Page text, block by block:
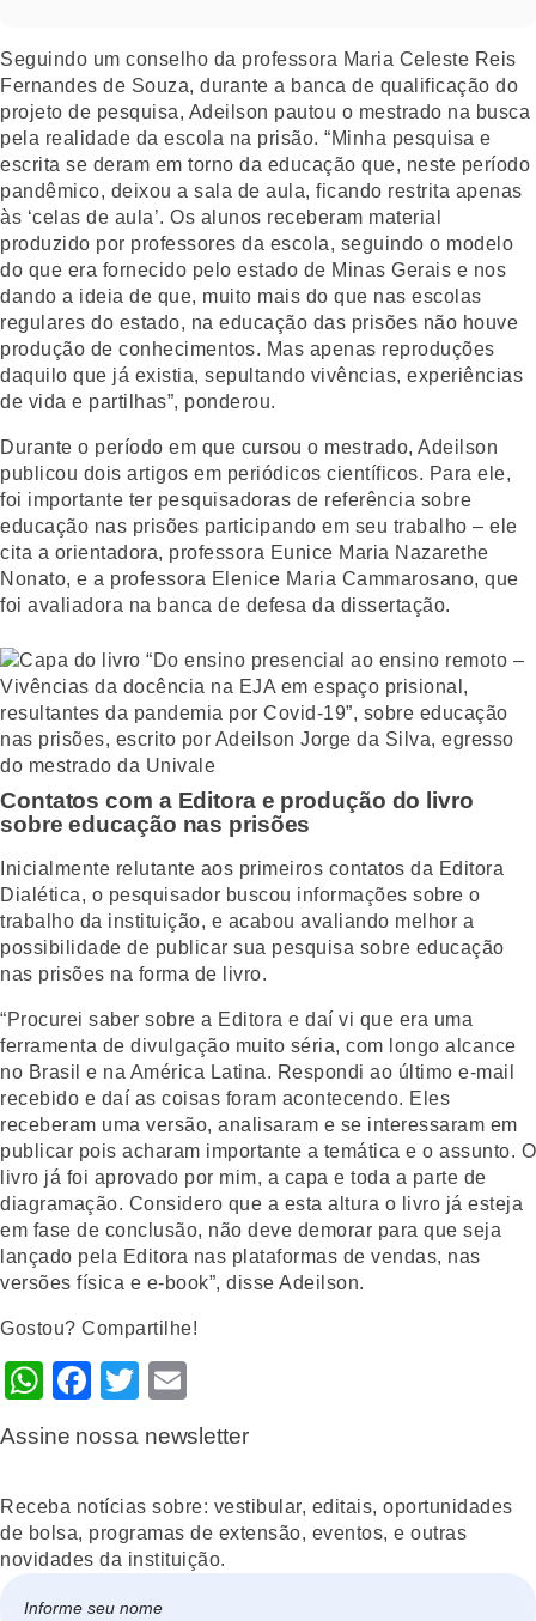
Seguindo um conselho da professora Maria Celeste Reis
Fernandes de Souza, durante a banca de qualificação do
projeto de pesquisa, Adeilson pautou o mestrado na busca
pela realidade da escola na prisão. “Minha pesquisa e
escrita se deram em torno da educação que, neste período
pandêmico, deixou a sala de aula, ficando restrita apenas
às ‘celas de aula’. Os alunos receberam material
produzido por professores da escola, seguindo o modelo
do que era fornecido pelo estado de Minas Gerais e nos
dando a ideia de que, muito mais do que nas escolas
regulares do estado, na educação das prisões não houve
produção de conhecimentos. Mas apenas reproduções
daquilo que já existia, sepultando vivências, experiências
de vida e partilhas”, ponderou.
Durante o período em que cursou o mestrado, Adeilson
publicou dois artigos em periódicos científicos. Para ele,
foi importante ter pesquisadoras de referência sobre
educação nas prisões participando em seu trabalho – ele
cita a orientadora, professora Eunice Maria Nazarethe
Nonato, e a professora Elenice Maria Cammarosano, que
foi avaliadora na banca de defesa da dissertação.
Contatos com a Editora e produção do livro
sobre educação nas prisões
Inicialmente relutante aos primeiros contatos da Editora
Dialética, o pesquisador buscou informações sobre o
trabalho da instituição, e acabou avaliando melhor a
possibilidade de publicar sua pesquisa sobre educação
nas prisões na forma de livro.
“Procurei saber sobre a Editora e daí vi que era uma
ferramenta de divulgação muito séria, com longo alcance
no Brasil e na América Latina. Respondi ao último e-mail
recebido e daí as coisas foram acontecendo. Eles
receberam uma versão, analisaram e se interessaram em
publicar pois acharam importante a temática e o assunto. O
livro já foi aprovado por mim, a capa e toda a parte de
diagramação. Considero que a esta altura o livro já esteja
em fase de conclusão, não deve demorar para que seja
lançado pela Editora nas plataformas de vendas, nas
versões física e e-book”, disse Adeilson.
Gostou? Compartilhe!
WhatsApp
Facebook
Twitter
Assine nossa newsletter
Receba notícias sobre: vestibular, editais, oportunidades
de bolsa, programas de extensão, eventos, e outras
novidades da instituição.